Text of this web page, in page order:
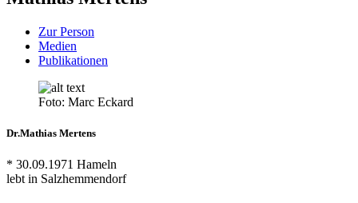
Zur Person
Medien
Publikationen
Foto: Marc Eckard
Dr.Mathias Mertens
* 30.09.1971 Hameln
lebt in Salzhemmendorf